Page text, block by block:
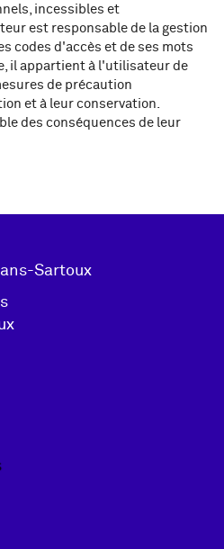
incessibles et
est responsable de la gestion
codes d'accès et de ses mots
il appartient à l'utilisateur de
de précaution
et à leur conservation.
des conséquences de leur
Sartoux